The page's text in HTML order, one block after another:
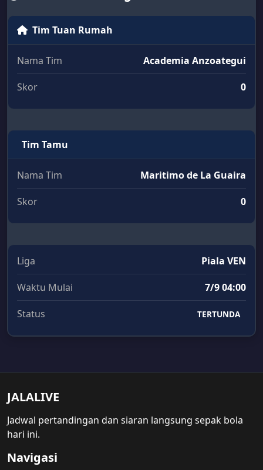
Tim Tuan Rumah
Nama Tim Academia Anzoategui
Skor 0
Tim Tamu
Nama Tim Maritimo de La Guaira
Skor 0
Liga Piala VEN
Waktu Mulai 7/9 04:00
Status TERTUNDA
JALALIVE
Jadwal pertandingan dan siaran langsung sepak bola
hari ini.
Navigasi